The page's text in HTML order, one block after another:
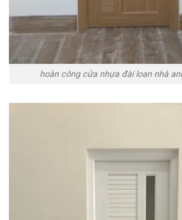
hoàn công cửa nhựa đài loan nhà